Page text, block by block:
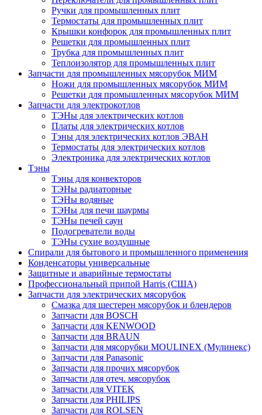
Ручки для промышленных плит
Термостаты для промышленных плит
Крышки конфорок для промышленных плит
Решетки для промышленных плит
Трубка для промышленных плит
Теплоизолятор для промышленных плит
Запчасти для промышленных мясорубок МИМ
Ножи для промышленных мясорубок МИМ
Решетки для промышленных мясорубок МИМ
Запчасти для электрокотлов
ТЭНы для электрических котлов
Платы для электрических котлов
Тэны для электрических котлов ЭВАН
Термостаты для электрических котлов
Электроника для электрических котлов
Тэны
Тэны для конвекторов
ТЭНы радиаторные
ТЭНы водяные
ТЭНы для печи шаурмы
ТЭНы печей саун
Подогреватели воды
ТЭНы сухие воздушные
Спирали для бытового и промышленного применения
Конденсаторы универсальные
Защитные и аварийные термостаты
Профессиональный припой Harris (США)
Запчасти для электрических мясорубок
Смазка для шестерен мясорубок и блендеров
Запчасти для BOSCH
Запчасти для KENWOOD
Запчасти для BRAUN
Запчасти для мясорубки MOULINEX (Мулинекс)
Запчасти для Panasonic
Запчасти для прочих мясорубок
Запчасти для отеч. мясорубок
Запчасти для VITEK
Запчасти для PHILIPS
Запчасти для ROLSEN